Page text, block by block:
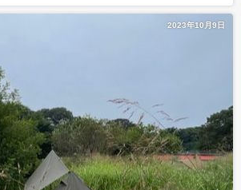
2023年10月9日